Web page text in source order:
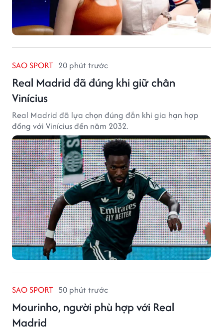
SAO SPORT 20 phút trước
Real Madrid đã đúng khi giữ chân
Vinícius
Real Madrid đã lựa chọn đúng đắn khi gia hạn hợp
đồng với Vinícius đến năm 2032.
SAO SPORT 50 phút trước
Mourinho, người phù hợp với Real
Madrid